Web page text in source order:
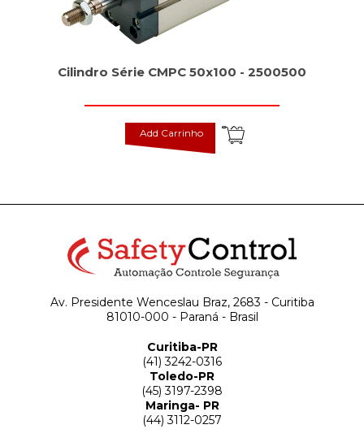
Cilindro Série CMPC 50x100 - 2500500
Add Carrinho
Av. Presidente Wenceslau Braz, 2683 - Curitiba
81010-000 - Paraná - Brasil
Curitiba-PR
(41) 3242-0316
Toledo-PR
(45) 3197-2398
Maringa- PR
(44) 3112-0257